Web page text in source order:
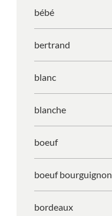
bébé
bertrand
blanc
blanche
boeuf
boeuf bourguignon
bordeaux